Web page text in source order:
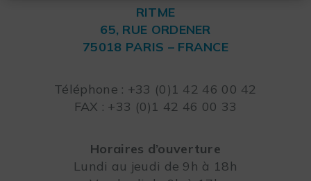
RITME
65, RUE ORDENER
75018 PARIS – FRANCE
Téléphone : +33 (0)1 42 46 00 42
FAX : +33 (0)1 42 46 00 33
Horaires d’ouverture
Lundi au jeudi de 9h à 18h